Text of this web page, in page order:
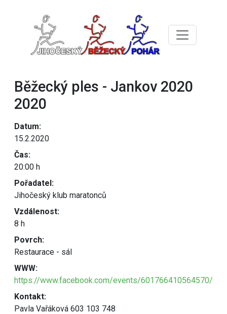
Běžecký ples - Jankov 2020
2020
Datum:
15.2.2020
Čas:
20:00 h
Pořadatel:
Jihočeský klub maratonců
Vzdálenost:
8 h
Povrch:
Restaurace - sál
WWW:
https://www.facebook.com/events/601766410564570/
Kontakt:
Pavla Vařáková 603 103 748